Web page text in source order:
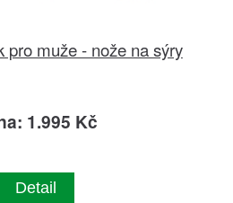
pro muže - nože na sýry
1.995 Kč
Detail